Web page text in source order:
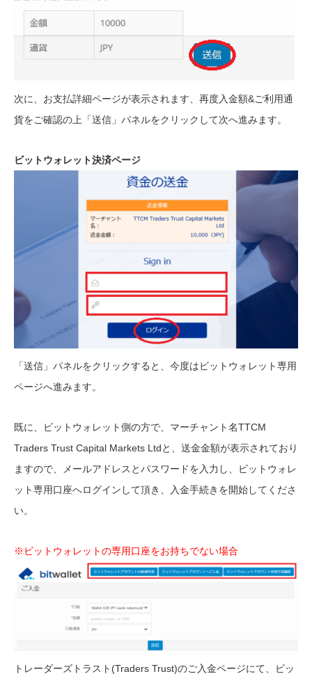
次に、お支払詳細ページが表示されます、再度入金額&ご利用通
貨をご確認の上「送信」パネルをクリックして次へ進みます。
ビットウォレット決済ページ
「送信」パネルをクリックすると、今度はビットウォレット専用
ページへ進みます。
既に、ビットウォレット側の方で、マーチャント名TTCM
Traders Trust Capital Markets Ltdと、送金金額が表示されており
ますので、メールアドレスとパスワードを入力し、ビットウォレ
ット専用口座へログインして頂き、入金手続きを開始してくださ
い。
※ビットウォレットの専用口座をお持ちでない場合
トレーダーズトラスト(Traders Trust)のご入金ページにて、ビッ